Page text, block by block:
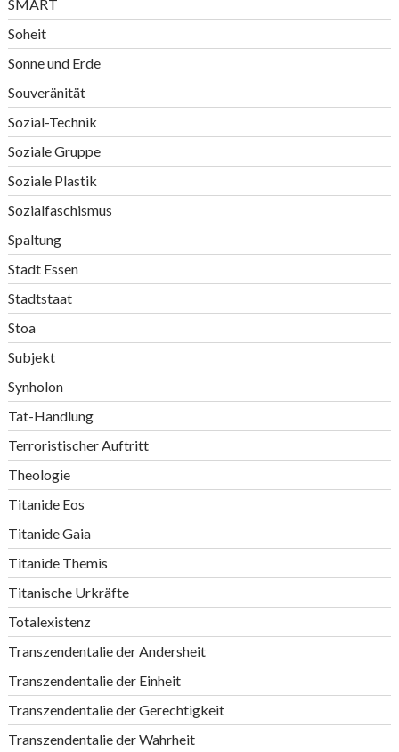
SMART
Soheit
Sonne und Erde
Souveränität
Sozial-Technik
Soziale Gruppe
Soziale Plastik
Sozialfaschismus
Spaltung
Stadt Essen
Stadtstaat
Stoa
Subjekt
Synholon
Tat-Handlung
Terroristischer Auftritt
Theologie
Titanide Eos
Titanide Gaia
Titanide Themis
Titanische Urkräfte
Totalexistenz
Transzendentalie der Andersheit
Transzendentalie der Einheit
Transzendentalie der Gerechtigkeit
Transzendentalie der Wahrheit